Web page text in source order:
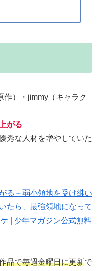
作）・jimmy（キャラク
がる
秀な人材を増やしていた
る～弱小領地を受け継い
たら、最強領地になって
| 少年マガジン公式無料
品で毎週金曜日に更新で